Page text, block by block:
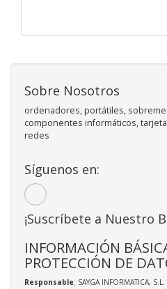
Sobre Nosotros
ordenadores, portátiles,
componentes informáticos,
redes
Síguenos en:
¡Suscríbete a Nuestro
INFORMACIÓN
PROTECCIÓN DE
Responsable: SAYGA INFORMATICA, S.L.